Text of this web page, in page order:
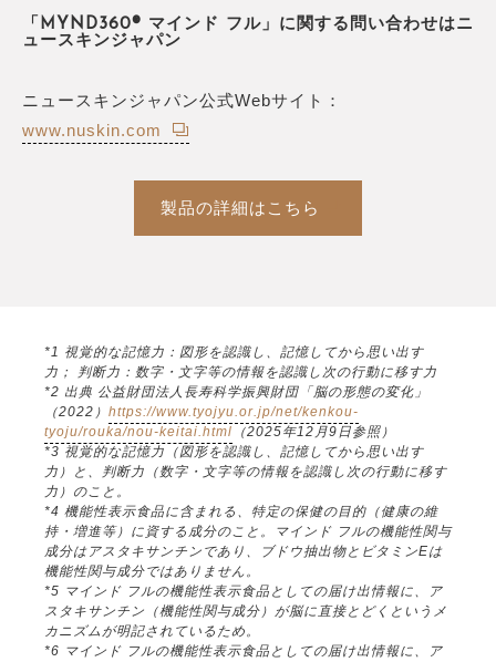
「MYND360® マインド フル」に関する問い合わせはニ
ュースキンジャパン
ニュースキンジャパン公式Webサイト：
www.nuskin.com
製品の詳細はこちら
*1 視覚的な記憶力：図形を認識し、記憶してから思い出す
力； 判断力：数字・文字等の情報を認識し次の行動に移す力
*2 出典 公益財団法人長寿科学振興財団「脳の形態の変化」
（2022） https://www.tyojyu.or.jp/net/kenkou-
tyoju/rouka/nou-keitai.html （2025年12月9日参照）
*3 視覚的な記憶力（図形を認識し、記憶してから思い出す
力）と、判断力（数字・文字等の情報を認識し次の行動に移す
力）のこと。
*4 機能性表示食品に含まれる、特定の保健の目的（健康の維
持・増進等）に資する成分のこと。マインド フルの機能性関与
成分はアスタキサンチンであり、ブドウ抽出物とビタミンEは
機能性関与成分ではありません。
*5 マインド フルの機能性表示食品としての届け出情報に、ア
スタキサンチン（機能性関与成分）が脳に直接とどくというメ
カニズムが明記されているため。
*6 マインド フルの機能性表示食品としての届け出情報に、ア